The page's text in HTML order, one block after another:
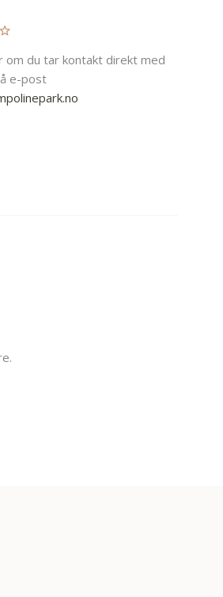
om du tar kontakt direkt med
e-post